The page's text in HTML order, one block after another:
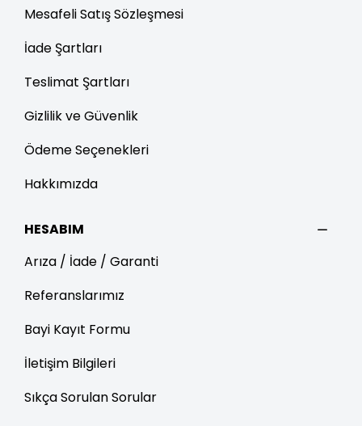
Mesafeli Satış Sözleşmesi
İade Şartları
Teslimat Şartları
Gizlilik ve Güvenlik
Ödeme Seçenekleri
Hakkımızda
HESABIM
Arıza / İade / Garanti
Referanslarımız
Bayi Kayıt Formu
İletişim Bilgileri
Sıkça Sorulan Sorular